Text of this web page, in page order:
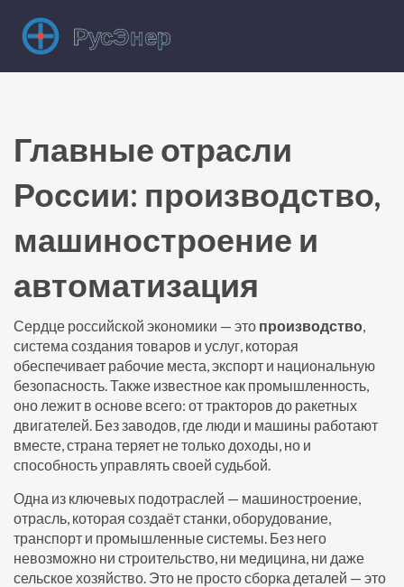
Главные отрасли
России: производство,
машиностроение и
автоматизация
Сердце российской экономики — это производство,
система создания товаров и услуг, которая
обеспечивает рабочие места, экспорт и национальную
безопасность. Также известное как промышленность,
оно лежит в основе всего: от тракторов до ракетных
двигателей. Без заводов, где люди и машины работают
вместе, страна теряет не только доходы, но и
способность управлять своей судьбой.
Одна из ключевых подотраслей — машиностроение,
отрасль, которая создаёт станки, оборудование,
транспорт и промышленные системы. Без него
невозможно ни строительство, ни медицина, ни даже
сельское хозяйство. Это не просто сборка деталей — это